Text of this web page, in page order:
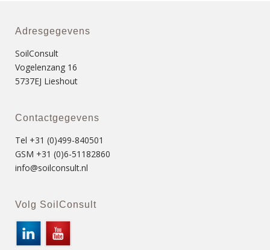
Adresgegevens
SoilConsult
Vogelenzang 16
5737EJ Lieshout
Contactgegevens
Tel +31 (0)499-840501
GSM +31 (0)6-51182860
info@soilconsult.nl
Volg SoilConsult